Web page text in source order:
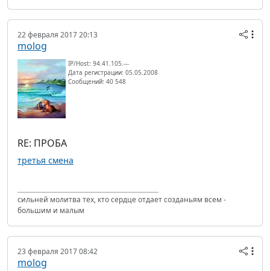
22 февраля 2017 20:13
molog
IP/Host: 94.41.105.---
Дата регистрации: 05.05.2008
Сообщений: 40 548
RE: ПРОБА
третья смена
сильней молитва тех, кто сердце отдает созданьям всем -
большим и малым
23 февраля 2017 08:42
molog